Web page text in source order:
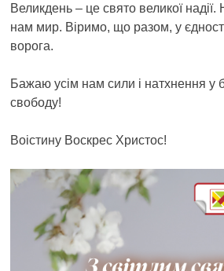
Великдень – це свято великої надії.
нам мир. Віримо, що разом, у
ворога.
Бажаю усім нам сили і натхнення у
свободу!
Воістину Воскрес Христос!